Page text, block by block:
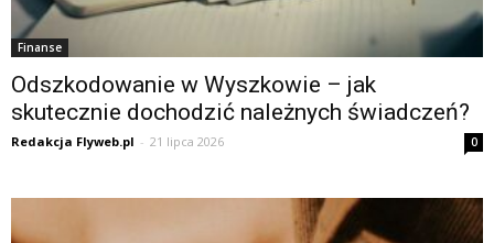
Finanse
Odszkodowanie w Wyszkowie – jak
skutecznie dochodzić należnych świadczeń?
Redakcja Flyweb.pl - 21 lipca 2026 0